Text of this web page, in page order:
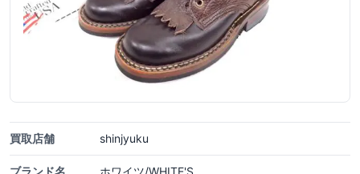
買取店舗 shinjyuku
ブランド名 ホワイツ/WHITE'S